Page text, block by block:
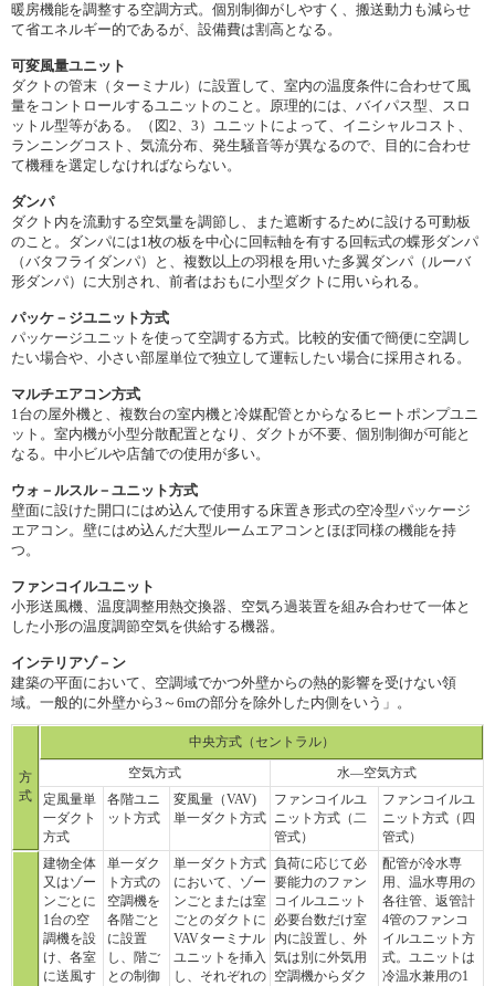
暖房機能を調整する空調方式。個別制御がしやすく、搬送動力も減らせ
て省エネルギー的であるが、設備費は割高となる。
可変風量ユニット
ダクトの管末（ターミナル）に設置して、室内の温度条件に合わせて風
量をコントロールするユニットのこと。原理的には、バイパス型、スロ
ットル型等がある。（図2、3）ユニットによって、イニシャルコスト、
ランニングコスト、気流分布、発生騒音等が異なるので、目的に合わせ
て機種を選定しなければならない。
ダンパ
ダクト内を流動する空気量を調節し、また遮断するために設ける可動板
のこと。ダンパには1枚の板を中心に回転軸を有する回転式の蝶形ダンパ
（バタフライダンパ）と、複数以上の羽根を用いた多翼ダンパ（ルーバ
形ダンパ）に大別され、前者はおもに小型ダクトに用いられる。
パッケ－ジユニット方式
パッケージユニットを使って空調する方式。比較的安価で簡便に空調し
たい場合や、小さい部屋単位で独立して運転したい場合に採用される。
マルチエアコン方式
1台の屋外機と、複数台の室内機と冷媒配管とからなるヒートポンプユニ
ット。室内機が小型分散配置となり、ダクトが不要、個別制御が可能と
なる。中小ビルや店舗での使用が多い。
ウォ－ルスル－ユニット方式
壁面に設けた開口にはめ込んで使用する床置き形式の空冷型パッケージ
エアコン。壁にはめ込んだ大型ルームエアコンとほぼ同様の機能を持
つ。
ファンコイルユニット
小形送風機、温度調整用熱交換器、空気ろ過装置を組み合わせて一体と
した小形の温度調節空気を供給する機器。
インテリアゾ－ン
建築の平面において、空調域でかつ外壁からの熱的影響を受けない領
域。一般的に外壁から3～6mの部分を除外した内側をいう」。
方
式
中央方式（セントラル）
空気方式
水―空気方式
定風量単
一ダクト
方式
各階ユニ
ット方式
変風量（VAV)
単一ダクト方式
ファンコイルユ
ニット方式（二
管式）
ファンコイルユ
ニット方式（四
管式）
建物全体
又はゾー
ンごとに
1台の空
調機を設
け、各室
に送風す
単一ダク
ト方式の
空調機を
各階ごと
に設置
し、階ご
との制御
単一ダクト方式
において、ゾー
ンごとまたは室
ごとのダクトに
VAVターミナル
ユニットを挿入
し、それぞれの
負荷に応じて必
要能力のファン
コイルユニット
必要台数だけ室
内に設置し、外
気は別に外気用
空調機からダク
配管が冷水専
用、温水専用の
各往管、返管計
4管のファンコ
イルユニット方
式。ユニットは
冷温水兼用の1